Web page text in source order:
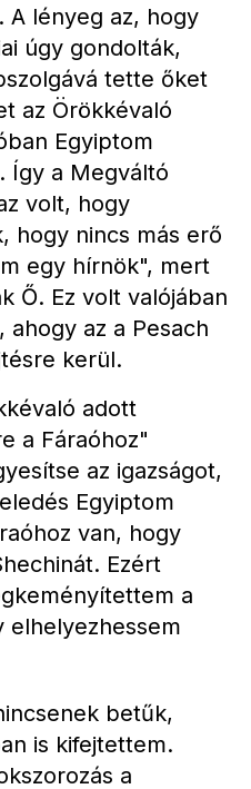
A lényeg az, hogy
úgy gondolták,
tette őket
az Örökkévaló
Egyiptom
Így a Megváltó
volt, hogy
hogy nincs más erő
egy hírnök", mert
Ő. Ez volt valójában
ahogy az a Pesach
kerül.
adott
a Fáraóhoz"
az igazságot,
Egyiptom
van, hogy
Ezért
a
betűk,
is kifejtettem.
a